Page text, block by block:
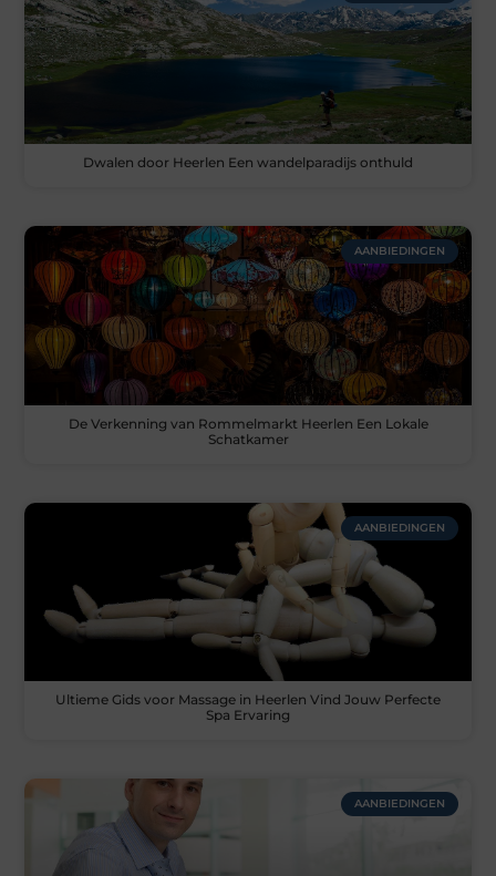
Dwalen door Heerlen Een wandelparadijs onthuld
AANBIEDINGEN
De Verkenning van Rommelmarkt Heerlen Een Lokale
Schatkamer
AANBIEDINGEN
Ultieme Gids voor Massage in Heerlen Vind Jouw Perfecte
Spa Ervaring
AANBIEDINGEN